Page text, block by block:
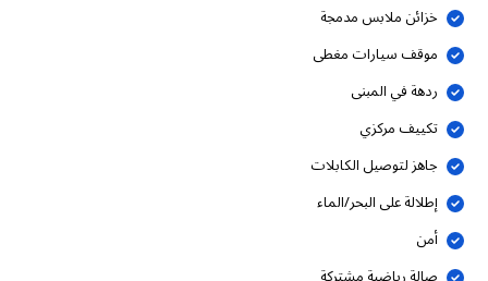
خزائن ملابس مدمجة
موقف سيارات مغطى
ردهة في المبنى
تكييف مركزي
جاهز لتوصيل الكابلات
إطلالة على البحر/الماء
أمن